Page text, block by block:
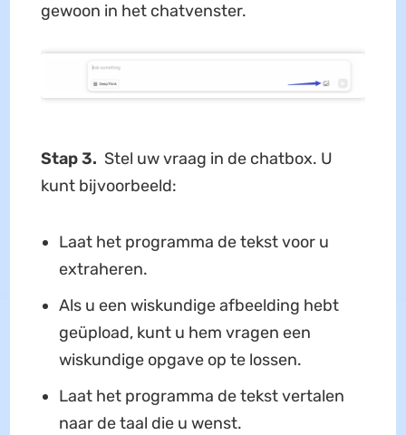
gewoon in het chatvenster.
Stap 3. Stel uw vraag in de chatbox. U
kunt bijvoorbeeld:
Laat het programma de tekst voor u
extraheren.
Als u een wiskundige afbeelding hebt
geüpload, kunt u hem vragen een
wiskundige opgave op te lossen.
Laat het programma de tekst vertalen
naar de taal die u wenst.